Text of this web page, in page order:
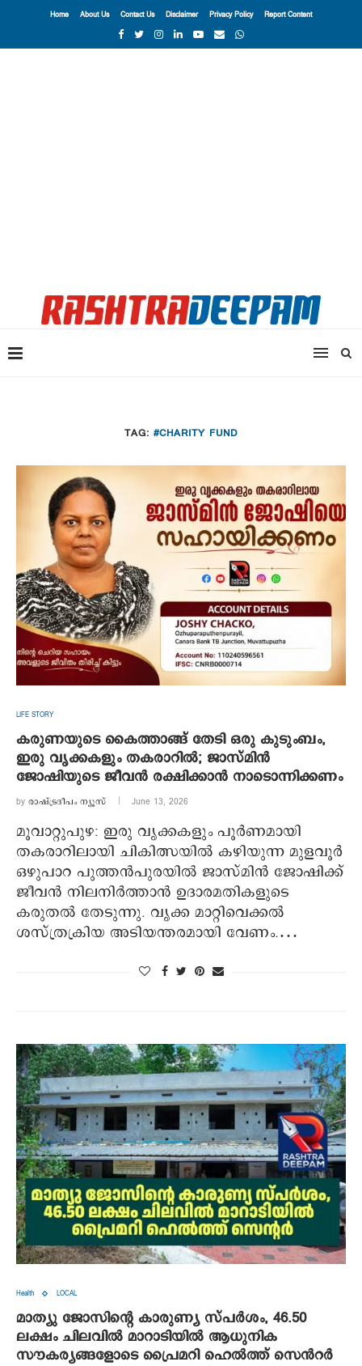
Home About Us Contact Us Disclaimer Privacy Policy Report Content
TAG: #CHARITY FUND
LIFE STORY
കരുണയുടെ കൈത്താങ്ങ് തേടി ഒരു കുടുംബം,
ഇരു വൃക്കകളും തകരാറിൽ; ജാസ്മിൻ
ജോഷിയുടെ ജീവൻ രക്ഷിക്കാൻ നാടൊന്നിക്കണം
by രാഷ്ട്രദീപം ന്യൂസ്‌ June 13, 2026
മൂവാറ്റുപുഴ: ഇരു വൃക്കകളും പൂർണമായി
തകരാറിലായി ചികിത്സയിൽ കഴിയുന്ന മുളവൂർ
ഒഴുപാറ പുത്തൻപുരയിൽ ജാസ്മിൻ ജോഷിക്ക്
ജീവൻ നിലനിർത്താൻ ഉദാരമതികളുടെ
കരുതൽ തേടുന്നു. വൃക്ക മാറ്റിവെക്കൽ
ശസ്ത്രക്രിയ അടിയന്തരമായി വേണം.…
Health LOCAL
മാത്യു ജോസിന്റെ കാരുണ്യ സ്പർശം, 46.50
ലക്ഷം ചിലവിൽ മാറാടിയിൽ ആധുനിക
സൗകര്യങ്ങളോടെ പ്രൈമറി ഹെൽത്ത് സെൻറർ